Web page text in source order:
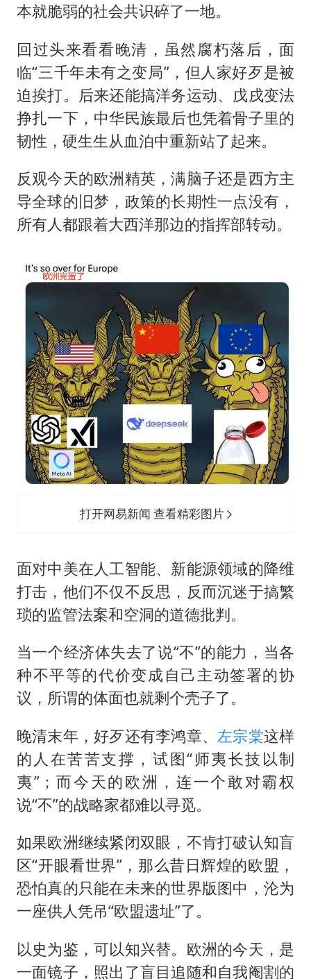
本就脆弱的社会共识碎了一地。
回过头来看看晚清，虽然腐朽落后，面
临“三千年未有之变局”，但人家好歹是被
迫挨打。后来还能搞洋务运动、戊戌变法
挣扎一下，中华民族最后也凭着骨子里的
韧性，硬生生从血泊中重新站了起来。
反观今天的欧洲精英，满脑子还是西方主
导全球的旧梦，政策的长期性一点没有，
所有人都跟着大西洋那边的指挥部转动。
打开网易新闻 查看精彩图片
面对中美在人工智能、新能源领域的降维
打击，他们不仅不反思，反而沉迷于搞繁
琐的监管法案和空洞的道德批判。
当一个经济体失去了说“不”的能力，当各
种不平等的代价变成自己主动签署的协
议，所谓的体面也就剩个壳子了。
晚清末年，好歹还有李鸿章、左宗棠这样
的人在苦苦支撑，试图“师夷长技以制
夷”；而今天的欧洲，连一个敢对霸权
说“不”的战略家都难以寻觅。
如果欧洲继续紧闭双眼，不肯打破认知盲
区“开眼看世界”，那么昔日辉煌的欧盟，
恐怕真的只能在未来的世界版图中，沦为
一座供人凭吊“欧盟遗址”了。
以史为鉴，可以知兴替。欧洲的今天，是
一面镜子，照出了盲目追随和自我阉割的